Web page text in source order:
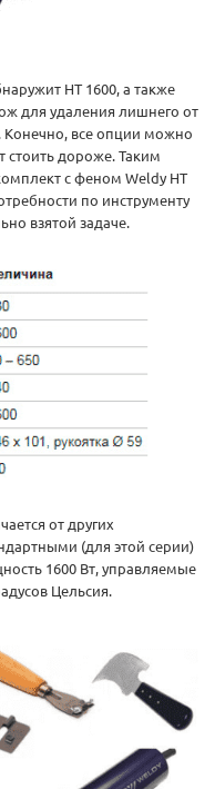
HT 1600, а также
для удаления лишнего от
Конечно, все опции можно
стоить дороже. Таким
с феном Weldy HT
по инструменту
взятой задаче.
от других
(для этой серии)
1600 Вт, управляемые
Цельсия.